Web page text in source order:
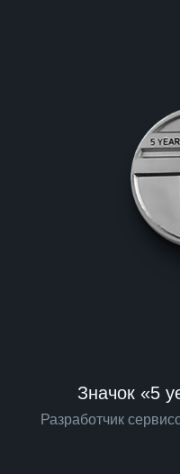
Значок «5
Разработчик